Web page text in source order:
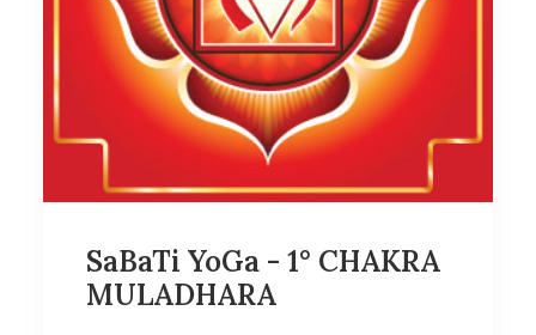
SaBaTi YoGa - 1° CHAKRA
MULADHARA